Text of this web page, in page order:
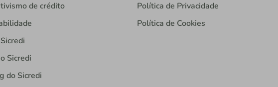
de crédito
Sicredi
do Sicredi
Política de Privacidade
Política de Cookies